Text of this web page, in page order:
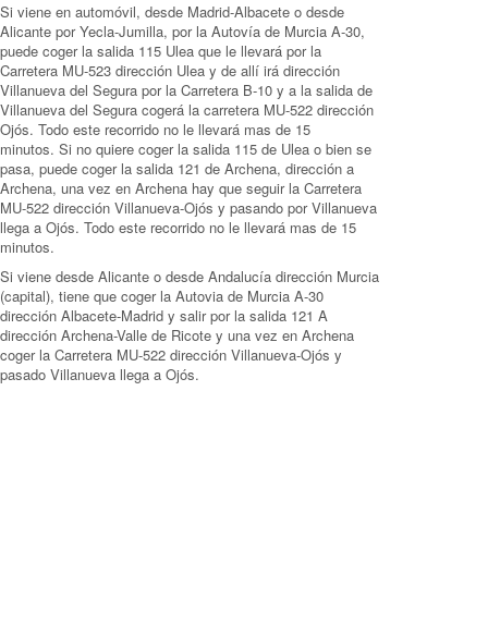
Si viene en automóvil, desde Madrid-Albacete o desde
Alicante por Yecla-Jumilla, por la Autovía de Murcia A-30,
puede coger la salida 115 Ulea que le llevará por la
Carretera MU-523 dirección Ulea y de allí irá dirección
Villanueva del Segura por la Carretera B-10 y a la salida de
Villanueva del Segura cogerá la carretera MU-522 dirección
Ojós. Todo este recorrido no le llevará mas de 15
minutos. Si no quiere coger la salida 115 de Ulea o bien se
pasa, puede coger la salida 121 de Archena, dirección a
Archena, una vez en Archena hay que seguir la Carretera
MU-522 dirección Villanueva-Ojós y pasando por Villanueva
llega a Ojós. Todo este recorrido no le llevará mas de 15
minutos.
Si viene desde Alicante o desde Andalucía dirección Murcia
(capital), tiene que coger la Autovia de Murcia A-30
dirección Albacete-Madrid y salir por la salida 121 A
dirección Archena-Valle de Ricote y una vez en Archena
coger la Carretera MU-522 dirección Villanueva-Ojós y
pasado Villanueva llega a Ojós.